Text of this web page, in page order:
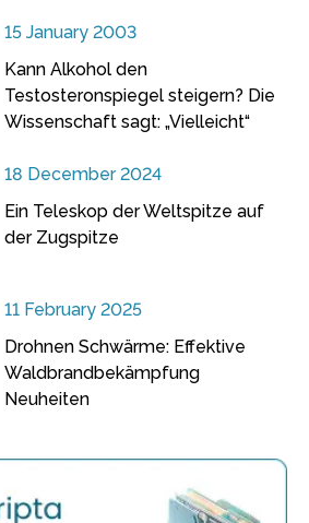
15 January 2003
Kann Alkohol den
Testosteronspiegel steigern? Die
Wissenschaft sagt: „Vielleicht“
18 December 2024
Ein Teleskop der Weltspitze auf
der Zugspitze
11 February 2025
Drohnen Schwärme: Effektive
Waldbrandbekämpfung
Neuheiten